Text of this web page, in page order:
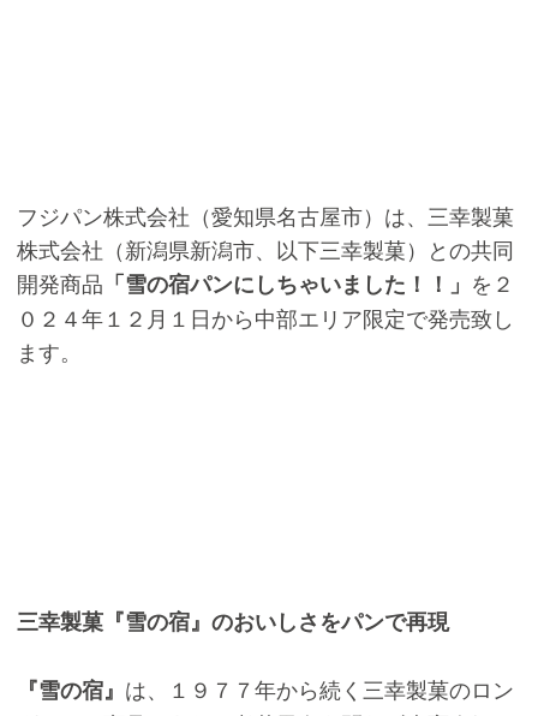
フジパン株式会社（愛知県名古屋市）は、三幸製菓
株式会社（新潟県新潟市、以下三幸製菓）との共同
開発商品 「雪の宿パンにしちゃいました！！」 を２
０２４年１２月１日から中部エリア限定で発売致し
ます。
三幸製菓『雪の宿』のおいしさをパンで再現
『雪の宿』 は、１９７７年から続く三幸製菓のロン